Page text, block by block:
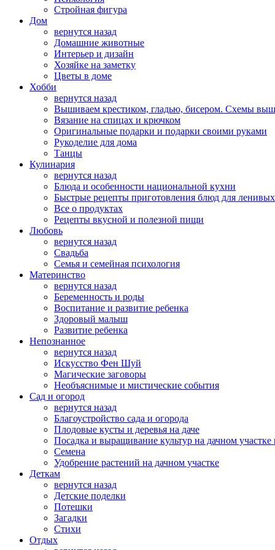
Стройная фигура
Дом
вернутся назад
Домашние животные
Интерьер и дизайн
Хозяйке на заметку
Цветы в доме
Хобби
вернутся назад
Вышиваем крестиком, гладью, бисером. Схемы
Вязание на спицах и крючком
Оригинальные подарки и подарки своими руками
Рукоделие для дома
Танцы
Кулинария
вернутся назад
Блюда и особенности национальной кухни
Быстрые рецепты приготовления блюд для ленивых
Все о продуктах
Рецепты вкусной и полезной пищи
Любовь
вернутся назад
Свадьба
Семья и семейная психология
Материнство
вернутся назад
Беременность и роды
Воспитание и развитие ребенка
Здоровый малыш
Развитие ребенка
Непознанное
вернутся назад
Искусство Фен Шуй
Магические заговоры
Необъяснимые и мистические события
Сад и огород
вернутся назад
Благоустройство сада и огорода
Плодовые кусты и деревья на даче
Посадка и выращивание культур на дачном участке
Семена
Удобрение растений на дачном участке
Деткам
вернутся назад
Детские поделки
Потешки
Загадки
Стихи
Отдых